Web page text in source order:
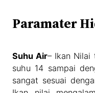
Paramater
Suhu Air– Ikan Nilai
suhu 14 sampai
sangat sesuai